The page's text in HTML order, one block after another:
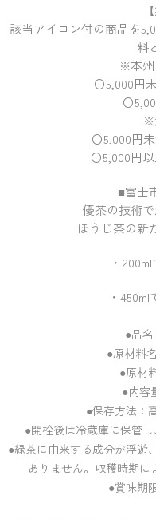
該当アイコン付の商品を
料
※本州
〇5,000円
〇
※
〇5,000円
〇5,000円
■富士
優茶の技術で
ほうじ茶の新
・
・ 450ml
●品
●原材料
●原材
●内容
●保存方法：
●開栓後は冷蔵庫に保管
●緑茶に由来する成分が浮遊
ありません。収穫時期に
●賞味期